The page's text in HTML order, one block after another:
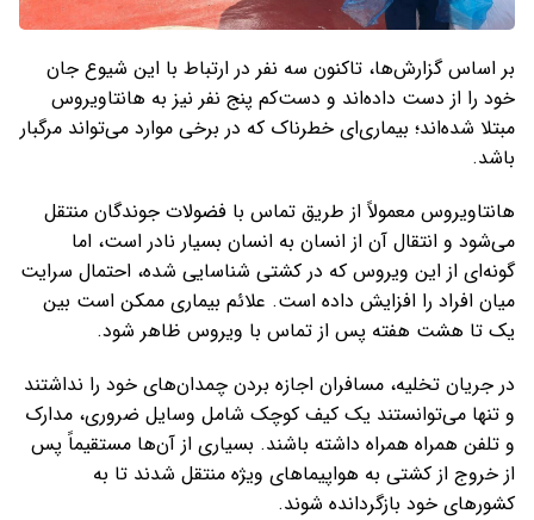
بر اساس گزارش‌ها، تاکنون سه نفر در ارتباط با این شیوع جان
خود را از دست داده‌اند و دست‌کم پنج نفر نیز به هانتاویروس
مبتلا شده‌اند؛ بیماری‌ای خطرناک که در برخی موارد می‌تواند مرگبار
باشد.
هانتاویروس معمولاً از طریق تماس با فضولات جوندگان منتقل
می‌شود و انتقال آن از انسان به انسان بسیار نادر است، اما
گونه‌ای از این ویروس که در کشتی شناسایی شده، احتمال سرایت
میان افراد را افزایش داده است. علائم بیماری ممکن است بین
یک تا هشت هفته پس از تماس با ویروس ظاهر شود.
در جریان تخلیه، مسافران اجازه بردن چمدان‌های خود را نداشتند
و تنها می‌توانستند یک کیف کوچک شامل وسایل ضروری، مدارک
و تلفن همراه همراه داشته باشند. بسیاری از آن‌ها مستقیماً پس
از خروج از کشتی به هواپیماهای ویژه منتقل شدند تا به
کشورهای خود بازگردانده شوند.